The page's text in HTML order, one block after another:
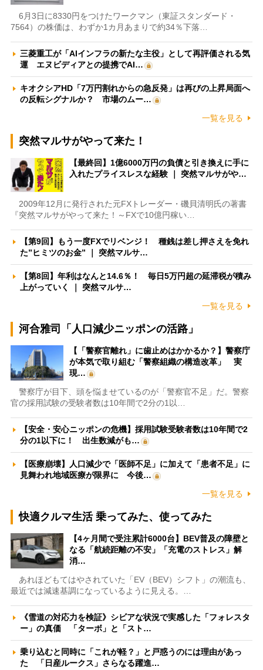
6月3日に8330円をつけたワークマン（東証スタンダード・
7564）の株価は、わずか1カ月あまりで約34％下落…
三菱重工が「AIインフラの新たな主役」として再評価される気
運 エヌビディアとの提携でAI…
キオクシアHD「7万円割れからの急反発」は再びの上昇局面へ
の反転シグナルか？ 市場のムー…
一覧を見る
突然マルサがやって来た！
【最終回】1億6000万円の負債と引き換えに手に
入れたプライスレスな経験 ｜ 突然マルサがや…
2009年12月に発行された元FXトレーダー・磯貝清明氏の著書
『突然マルサがやって来た！～FXで10億円稼い…
【第9回】もう一度FXでリベンジ！ 種銭は差し押さえを免れ
た”ヒミツのお金” ｜ 突然マルサ…
【第8回】年利はなんと14.6％！ 毎日5万円超の延滞税が積み
上がっていく ｜ 突然マルサ…
一覧を見る
河合雅司「人口減少ニッポンの活路」
【「警察官離れ」に歯止めはかかるか？】警察庁
が本気で取り組む「警察組織の構造改革」 実
現…
警察庁が目下、頭を悩ませているのが「警察官不足」だ。警察
官の採用試験の受験者数は10年間で2分の1以…
【安全・安心ニッポンの危機】採用試験受験者数は10年間で2
分の1以下に！ 出生数減がも…
【医療崩壊】人口減少で「医師不足」に加えて「患者不足」に
見舞われ地域医療が限界に 今後…
一覧を見る
快適クルマ生活 乗ってみた、使ってみた
【4ヶ月間で受注累計6000台】BEV普及の障壁と
なる「航続距離の不安」「充電のストレス」解
消…
あれほどもてはやされていた「EV（BEV）シフト」の潮流も、
最近では減速基調になっているように見える。…
《雪道の対応力を検証》シビアな状況で実感した「フォレスタ
ー」の真価 「ターボ」と「スト…
乗り込むと同時に「これが軽？」と戸惑うのには理由があっ
た 「日産ルークス」さらなる躍進…